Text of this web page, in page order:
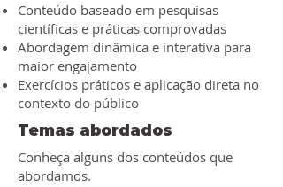
Conteúdo baseado em pesquisas
científicas e práticas comprovadas
Abordagem dinâmica e interativa para
maior engajamento
Exercícios práticos e aplicação direta no
contexto do público
Temas abordados
Conheça alguns dos conteúdos que
abordamos.